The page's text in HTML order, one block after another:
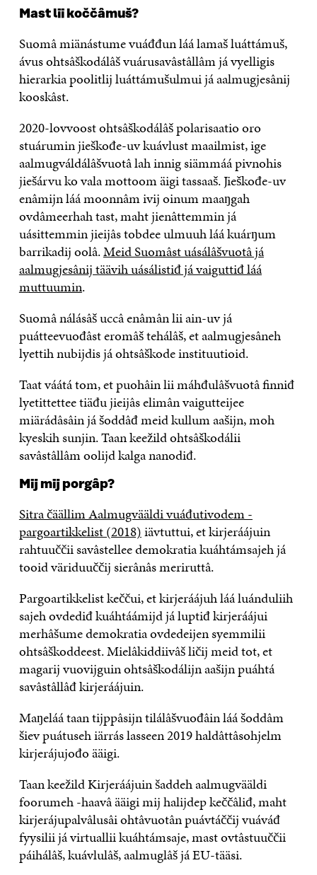
Mast lii koččâmuš?
Suomâ miänástume vuáđđun láá lamaš luáttámuš,
ávus ohtsâškodálâš vuárusavâstâllâm já vyelligis
hierarkia poolitlij luáttámušulmui já aalmugjesânij
kooskâst.
2020-lovvoost ohtsâškodálâš polarisaatio oro
stuárumin jieškođe-uv kuávlust maailmist, ige
aalmugváldálâšvuotâ lah innig siämmáá pivnohis
jiešárvu ko vala mottoom äigi tassaaš. Jieškođe-uv
enâmijn láá moonnâm ivij oinum maaŋgah
ovdâmeerhah tast, maht jienâttemmin já
uásittemmin jieijâs tobdee ulmuuh láá kuárŋum
barrikadij oolâ.Meid Suomâst uásálâšvuotâ já
aalmugjesânij täävih uásálistiđ já vaiguttiđ láá
muttuumin.
Suomâ nálásâš uccâ enâmân lii ain-uv já
puátteevuođâst eromâš tehálâš, et aalmugjesâneh
lyettih nubijdis já ohtsâškode instituutioid.
Taat váátá tom, et puohâin lii máhđulâšvuotâ finniđ
lyetittettee tiäđu jieijâs elimân vaigutteijee
miärádâsâin já šoddâđ meid kullum aašijn, moh
kyeskih sunjin. Taan keežild ohtsâškodálii
savâstâllâm oolijd kalga nanodiđ.
Mij mij porgâp?
Sitra čäällim Aalmugvääldi vuáđutivodem -
pargoartikkelist (2018)iävtuttui, et kirjeráájuin
rahtuuččii savâstellee demokratia kuáhtámsajeh já
tooid väriduuččij sierânâs meriruttâ.
Pargoartikkelist keččui, et kirjeráájuh láá luánduliih
sajeh ovdediđ kuáhtáámijd já luptiđ kirjeráájui
merhâšume demokratia ovdedeijen syemmilii
ohtsâškoddeest. Mielâkiddiivâš ličij meid tot, et
magarij vuovijguin ohtsâškodálijn aašijn puáhtá
savâstâllâđ kirjeráájuin.
Maŋeláá taan tijppâsijn tilálâšvuođâin láá šoddâm
šiev puátuseh iärrás lasseen 2019 haldâttâsohjelm
kirjerájujođo ääigi.
Taan keežild Kirjeráájuin šaddeh aalmugvääldi
foorumeh -haavâ ääigi mij halijdep keččâliđ, maht
kirjerájupalvâlusâi ohtâvuotân puávtáččij vuáváđ
fyysilii já virtuallii kuáhtámsaje, mast ovtâstuuččii
páihálâš, kuávlulâš, aalmuglâš já EU-tääsi.